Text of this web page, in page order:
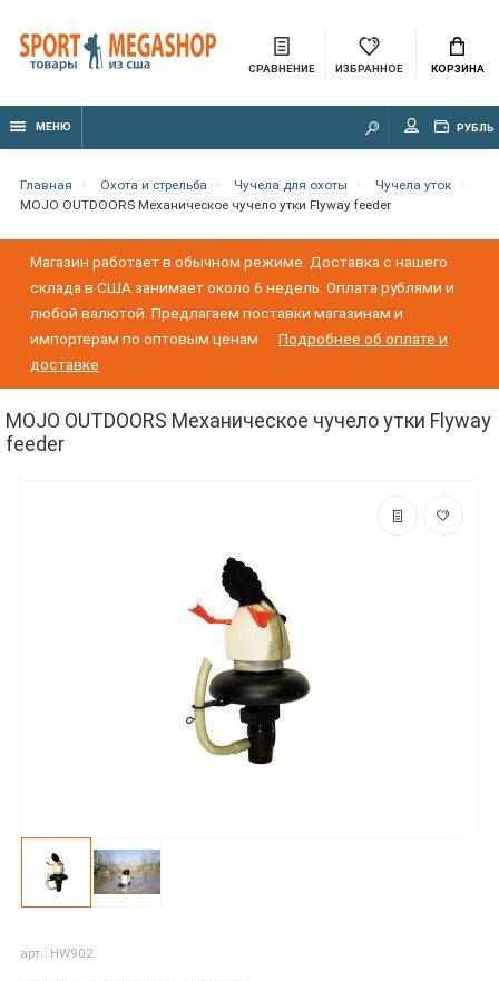
СРАВНЕНИЕ ИЗБРАННОЕ КОРЗИНА
МЕНЮ РУБЛЬ
Главная Охота и стрельба Чучела для охоты
Чучела уток
MOJO OUTDOORS Механическое чучело утки Flyway feeder
Магазин работает в обычном режиме. Доставка с нашего
склада в США занимает около 6 недель. Оплата рублями и
любой валютой. Предлагаем поставки магазинам и
импортерам по оптовым ценам
Подробнее об оплате и
доставке
MOJO OUTDOORS Механическое чучело утки Flyway
feeder
арт.: HW902